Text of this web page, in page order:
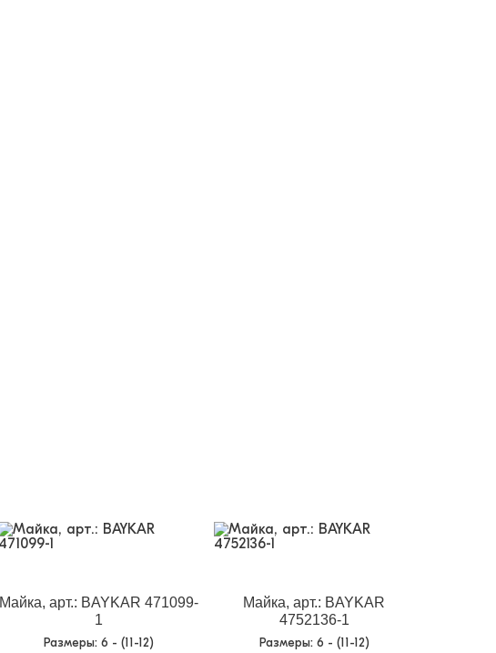
Майка, арт.: BAYKAR 471099-
1
Размеры: 6 - (11-12)
Майка, арт.: BAYKAR
4752136-1
Размеры: 6 - (11-12)